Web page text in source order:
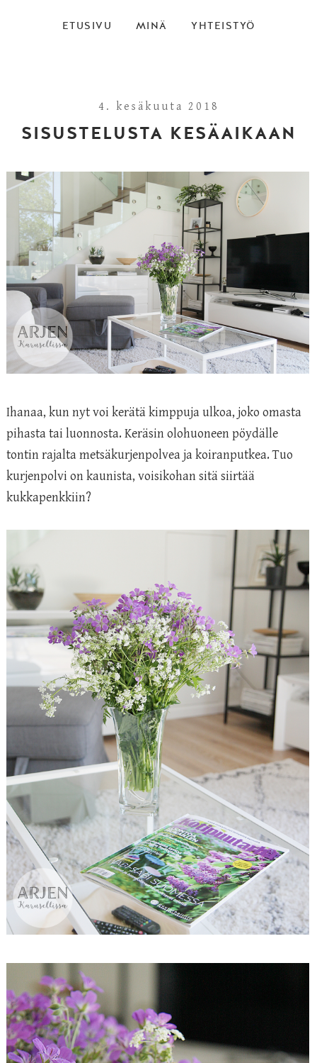
ETUSIVU MINÄ YHTEISTYÖ
4. kesäkuuta 2018
SISUSTELUSTA KESÄAIKAAN
Ihanaa, kun nyt voi kerätä kimppuja ulkoa, joko omasta
pihasta tai luonnosta. Keräsin olohuoneen pöydälle
tontin rajalta metsäkurjenpolvea ja koiranputkea. Tuo
kurjenpolvi on kaunista, voisikohan sitä siirtää
kukkapenkkiin?